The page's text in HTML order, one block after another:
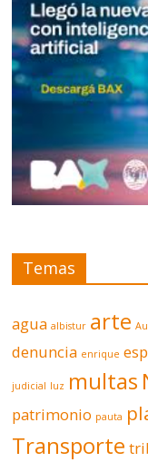
Temas
agua albistur arte
denuncia enrique
judicial luz multas
patrimonio pauta
Transporte